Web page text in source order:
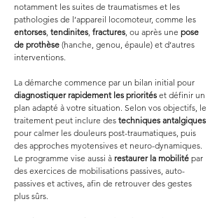
notamment les suites de traumatismes et les
pathologies de l’appareil locomoteur, comme les
entorses, tendinites, fractures, ou après une pose
de prothèse (hanche, genou, épaule) et d’autres
interventions.
La démarche commence par un bilan initial pour
diagnostiquer rapidement les priorités et définir un
plan adapté à votre situation. Selon vos objectifs, le
traitement peut inclure des techniques antalgiques
pour calmer les douleurs post-traumatiques, puis
des approches myotensives et neuro-dynamiques.
Le programme vise aussi à restaurer la mobilité par
des exercices de mobilisations passives, auto-
passives et actives, afin de retrouver des gestes
plus sûrs.